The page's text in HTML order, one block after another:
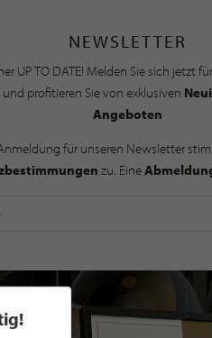
NEWSLETTER
UP TO DATE! Melden Sie sich jetzt
profitieren Sie von exklusiven
Angeboten
für unseren Newsletter
zu. Eine